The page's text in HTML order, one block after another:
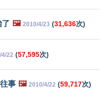
了 🖼️ 2010/4/23 (31,636次)
22 (57,595次)
事 🖼️ 2010/4/22 (59,717次)